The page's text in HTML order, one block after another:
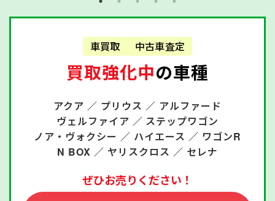
車買取 中古車査定
買取強化中の車種
アクア ／ プリウス ／ アルファード
ヴェルファイア ／ ステップワゴン
ノア・ヴォクシー ／ ハイエース ／ ワゴンR
N BOX ／ ヤリスクロス ／ セレナ
ぜひお売りください！